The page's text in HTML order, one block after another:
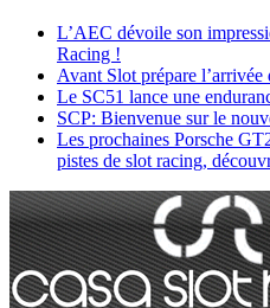
L’AEC dévoile son
Racing !
Avant Slot prépare
Le SC51 lance une
SCP: Bienvenue sur le
Les prochaines Porsche
pistes de slot racing,